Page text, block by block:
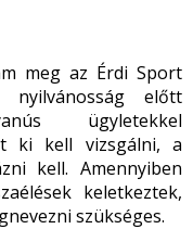
meg az Érdi Sport
előtt
ügyletekkel
ki kell vizsgálni, a
kell. Amennyiben
keletkeztek,
szükséges.